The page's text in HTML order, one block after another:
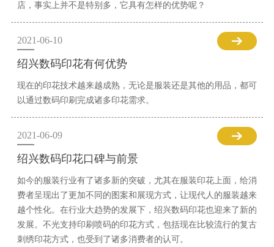
店，事实上并不是特别多，它具有怎样的优势呢？
2021-06-10
绍兴数码印花有何优势
现在的印花技术越来越成熟，无论是服装还是其他的用品，都可
以通过数码印刷完成诸多印花需求。
2021-06-09
绍兴数码印花口碑与前景
如今的服装行业有了诸多新的突破，尤其在服装印花上面，给消
费者呈现出了更加不同的图案和展现方式，让现代人的服装越来
越个性化。在行业大趋势的发展下，绍兴数码印花也迎来了新的
发展。不光支持印刷喷码的印花方式，包括现在比较流行的复古
刺绣印花方式，也受到了诸多消费者的认可。